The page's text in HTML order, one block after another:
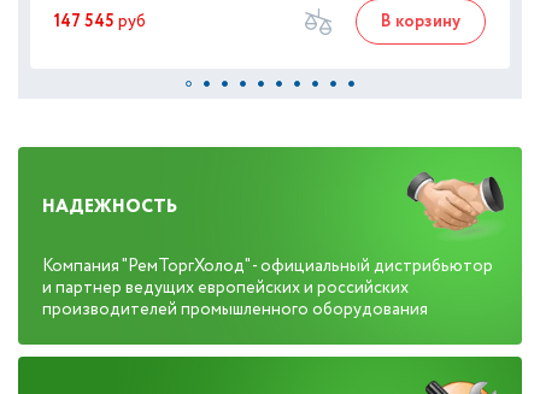
147 545 руб В корзину
НАДЕЖНОСТЬ
Компания "РемТоргХолод" - официальный дистрибьютор
и партнер ведущих европейских и российских
производителей промышленного оборудования